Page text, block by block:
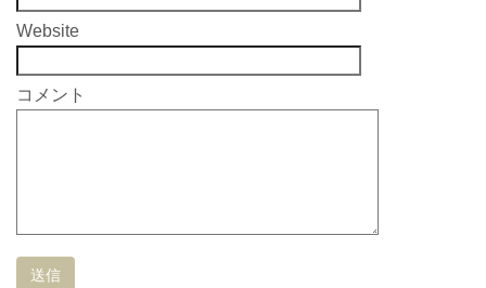
Website
コメント